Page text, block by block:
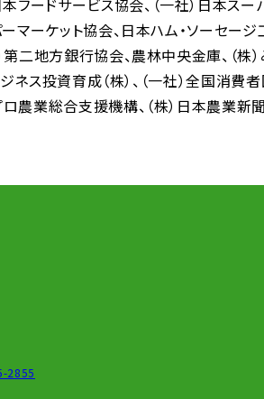
本フードサービス協会 （一社）日本ス
ーマーケット協会 日本ハム・ソーセー
第二地方銀行協会 農林中央金庫 （株
ネス投資育成（株）
（一社）全国消費
農業総合支援機構 （株）日本農業新
2855